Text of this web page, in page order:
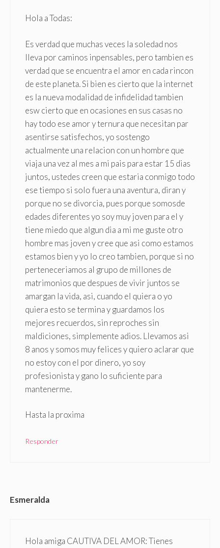
Hola a Todas:
Es verdad que muchas veces la soledad nos
lleva por caminos inpensables, pero tambien es
verdad que se encuentra el amor en cada rincon
de este planeta. Si bien es cierto que la internet
es la nueva modalidad de infidelidad tambien
esw cierto que en ocasiones en sus casas no
hay todo ese amor y ternura que necesitan par
asentirse satisfechos, yo sostengo
actualmente una relacion con un hombre que
viaja una vez al mes a mi pais para estar 15 dias
juntos, ustedes creen que estaria conmigo todo
ese tiempo si solo fuera una aventura, diran y
porque no se divorcia, pues porque somosde
edades diferentes yo soy muy joven para el y
tiene miedo que algun dia a mi me guste otro
hombre mas joven y cree que asi como estamos
estamos bien y yo lo creo tambien, porque si no
perteneceriamos al grupo de millones de
matrimonios que despues de vivir juntos se
amargan la vida, asi, cuando el quiera o yo
quiera esto se termina y guardamos los
mejores recuerdos, sin reproches sin
maldiciones, simplemente adios. Llevamos asi
8 anos y somos muy felices y quiero aclarar que
no estoy con el por dinero, yo soy
profesionista y gano lo suficiente para
mantenerme.
Hasta la proxima
Responder
Esmeralda
Hola amiga CAUTIVA DEL AMOR: Tienes